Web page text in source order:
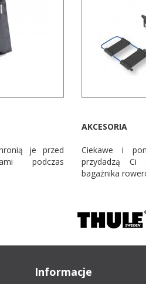
je przed
podczas
AKCESORIA
Ciekawe i
przydadzą Ci
bagażnika
Informacje